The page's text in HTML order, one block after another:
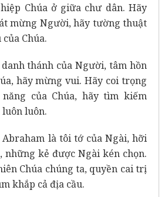
Chúa ở giữa chư dân. Hãy
mừng Người, hãy tường thuật
Chúa.
thánh của Người, tâm hồn
hãy mừng vui. Hãy coi trọng
của Chúa, hãy tìm kiếm
luôn.
là tôi tớ của Ngài, hỡi
những kẻ được Ngài kén chọn.
Chúa chúng ta, quyền cai trị
khắp cả địa cầu.